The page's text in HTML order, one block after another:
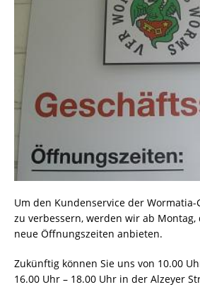
Um den Kundenservice der
zu verbessern, werden wir ab Montag,
neue Öffnungszeiten anbieten.
Zukünftig können Sie uns von 10.00
16.00 Uhr – 18.00 Uhr in der Alzeyer